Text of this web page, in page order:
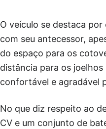
O veículo se destaca
com seu antecessor,
do espaço para os
distância para os
confortável e agradável
No que diz respeito ao
CV e um conjunto de